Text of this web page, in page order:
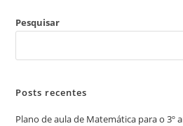
Pesquisar
Posts recentes
Plano de aula de Matemática para o 3º